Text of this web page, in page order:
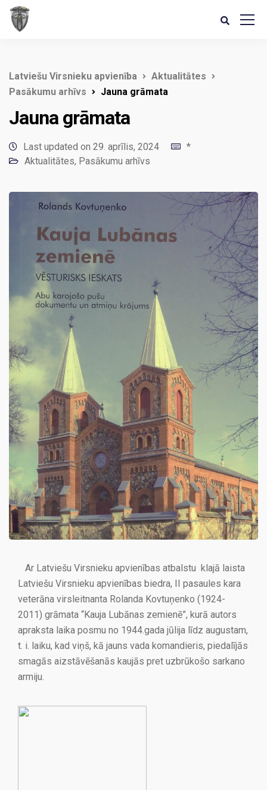
Latviešu Virsnieku apvienība
Aktualitātes
Pasākumu arhīvs
Jauna grāmata
Jauna grāmata
Last updated on 29. aprīlis, 2024
*
Aktualitātes, Pasākumu arhīvs
Ar Latviešu Virsnieku apvienības atbalstu klajā laista
Latviešu Virsnieku apvienības biedra, II pasaules kara
veterāna virsleitnanta Rolanda Kovtuņenko (1924-
2011) grāmata “Kauja Lubānas zemienē”, kurā autors
apraksta laika posmu no 1944.gada jūlija līdz augustam,
t. i. laiku, kad viņš, kā jauns vada komandieris, piedalījās
smagās aizstāvēšanās kaujās pret uzbrūkošo sarkano
armiju.